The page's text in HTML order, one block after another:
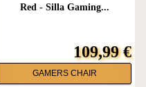
Red - Silla Gaming...
109,99 €
GAMERS CHAIR